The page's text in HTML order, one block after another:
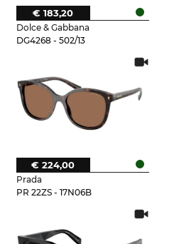
Dolce & Gabbana
DG4268 - 502/13
€ 183,20
Prada
PR 22ZS - 17N06B
€ 224,00